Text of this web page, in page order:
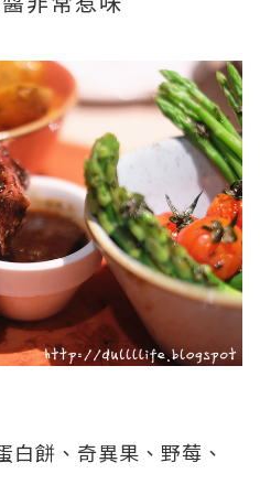
白餅、奇異果、野莓、